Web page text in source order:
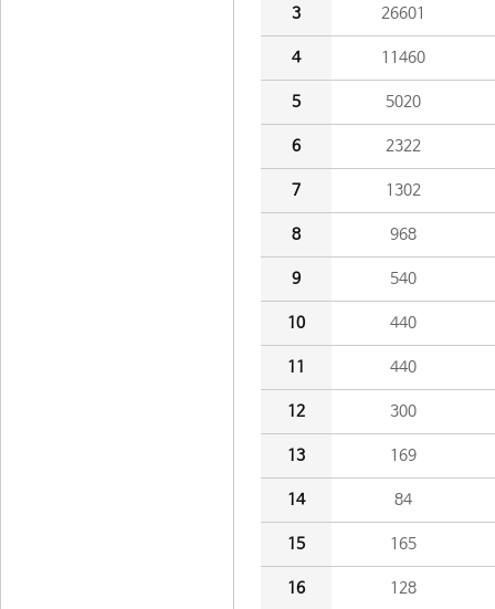
3 26601
4 11460
5 5020
6 2322
7 1302
8 968
9 540
10 440
11 440
12 300
13 169
14 84
15 165
16 128